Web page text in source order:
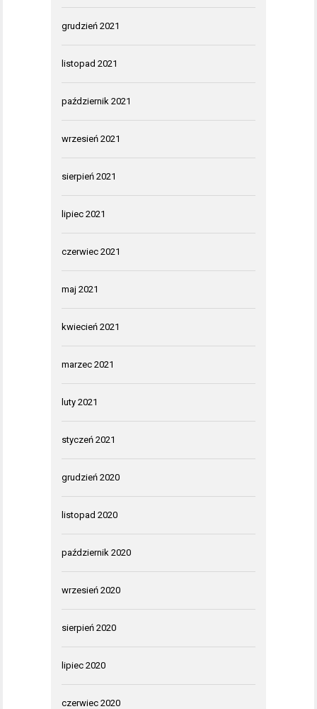
grudzień 2021
listopad 2021
październik 2021
wrzesień 2021
sierpień 2021
lipiec 2021
czerwiec 2021
maj 2021
kwiecień 2021
marzec 2021
luty 2021
styczeń 2021
grudzień 2020
listopad 2020
październik 2020
wrzesień 2020
sierpień 2020
lipiec 2020
czerwiec 2020